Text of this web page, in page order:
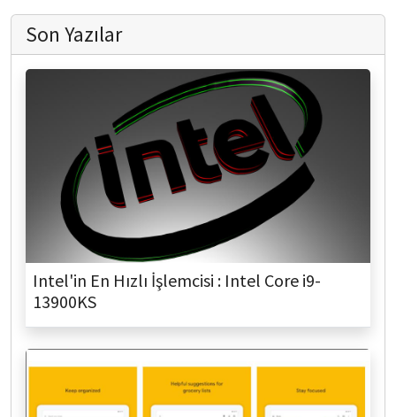
Son Yazılar
Intel'in En Hızlı İşlemcisi : Intel Core i9-
13900KS